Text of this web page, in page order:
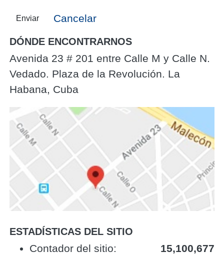
Enviar Cancelar
DÓNDE ENCONTRARNOS
Avenida 23 # 201 entre Calle M y Calle N.
Vedado. Plaza de la Revolución. La
Habana, Cuba
ESTADÍSTICAS DEL SITIO
‎Contador del sitio:‎
15,100,677